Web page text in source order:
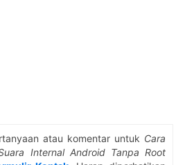
atau komentar untuk Cara
Internal Android Tanpa Root